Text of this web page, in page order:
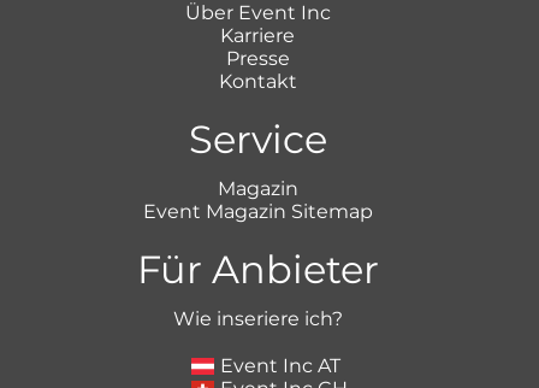
Über Event Inc
Karriere
Presse
Kontakt
Service
Magazin
Event Magazin Sitemap
Für Anbieter
Wie inseriere ich?
Event Inc AT